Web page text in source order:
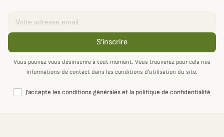
S'inscrire
Vous pouvez vous désinscrire à tout moment. Vous trouverez pour cela nos
informations de contact dans les conditions d'utilisation du site.
J'accepte les conditions générales et la politique de confidentialité